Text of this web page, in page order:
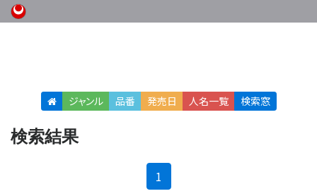
ジャンル 品番 発売日 人名一覧 検索窓
検索結果
1